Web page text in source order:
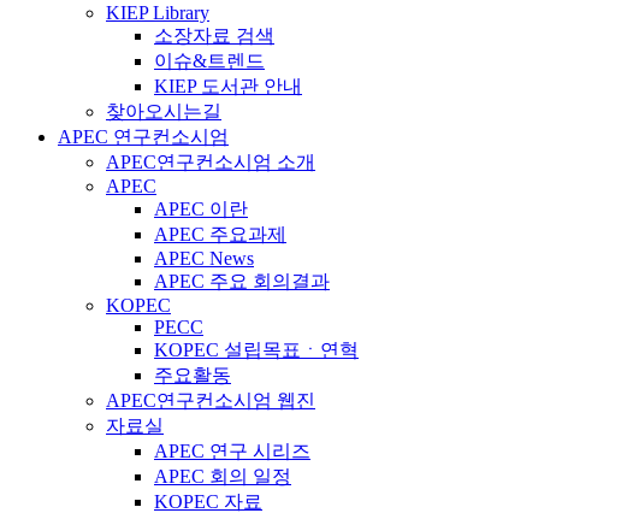
KIEP Library
소장자료 검색
이슈&트렌드
KIEP 도서관 안내
찾아오시는길
APEC 연구컨소시엄
APEC연구컨소시엄 소개
APEC
APEC 이란
APEC 주요과제
APEC News
APEC 주요 회의결과
KOPEC
PECC
KOPEC 설립목표ㆍ연혁
주요활동
APEC연구컨소시엄 웹진
자료실
APEC 연구 시리즈
APEC 회의 일정
KOPEC 자료